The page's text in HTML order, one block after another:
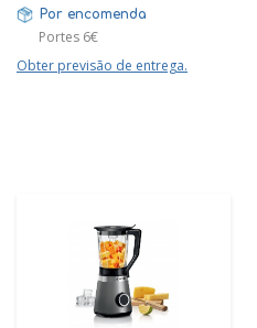
Por encomenda
Portes 6€
Obter previsão de entrega.